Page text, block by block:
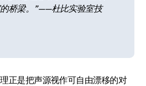
桥梁。”——杜比实验室技
正是把声源视作可自由漂移的对